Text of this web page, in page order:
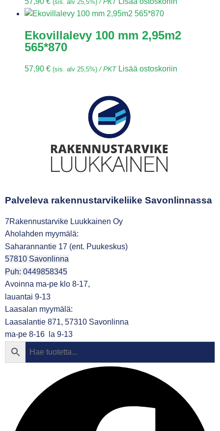
(sis. alv 25,5%) / PKT
Ekovillalevy 100 mm 2,95m2
565*870
57,90 € (sis. alv 25,5%) / PKT Lisää ostoskoriin
Palveleva rakennustarvikeliike Savonlinnassa
7Rakennustarvike Luukkainen Oy
Aholahden myymälä:
Saharannantie 17 (ent. Puukeskus)
57810 Savonlinna
Puh: 0449858345
Avoinna ma-pe klo 8-17,
lauantai 9-13
Laasalan myymälä:
Laasalantie 871, 57310 Savonlinna
ma-pe 8-16 la 9-13